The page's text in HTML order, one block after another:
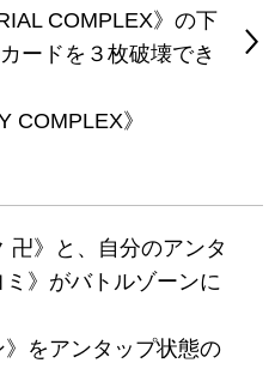
COMPLEX》の下
ードを３枚破壊でき
COMPLEX》
卍》と、自分のアンタ
》がバトルゾーンに
をアンタップ状態の